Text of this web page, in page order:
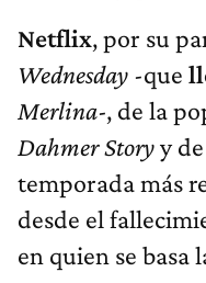
Netflix, por su
Wednesday -que
Merlina-, de la
Dahmer Storyy de
temporada más
desde el
en quien se basa